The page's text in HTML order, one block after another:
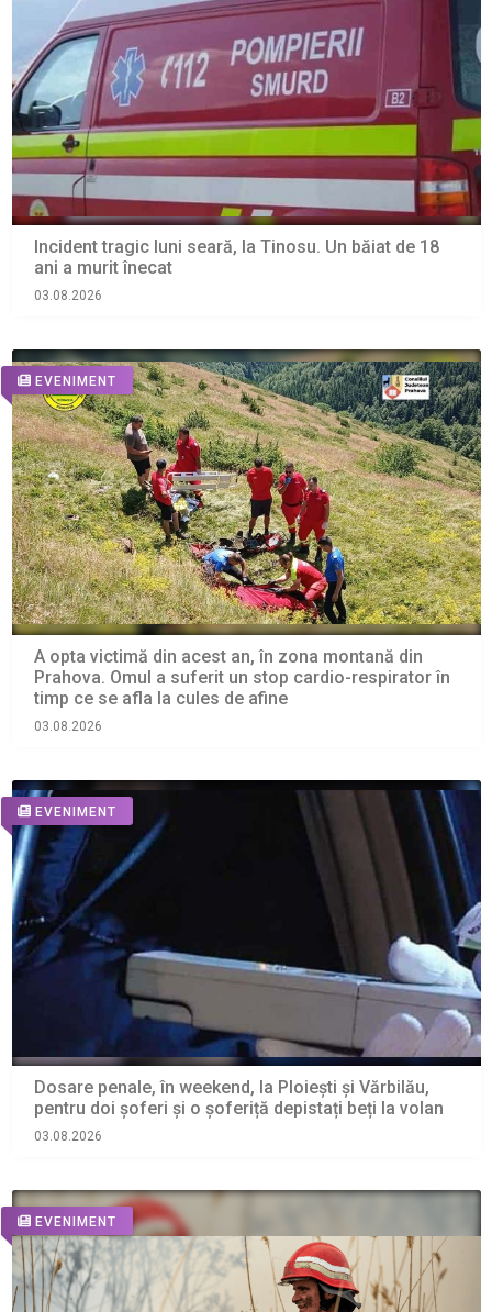
Incident tragic luni seară, la Tinosu. Un băiat de 18
ani a murit înecat
03.08.2026
EVENIMENT
A opta victimă din acest an, în zona montană din
Prahova. Omul a suferit un stop cardio-respirator în
timp ce se afla la cules de afine
03.08.2026
EVENIMENT
Dosare penale, în weekend, la Ploiești și Vărbilău,
pentru doi șoferi și o șoferiță depistați beți la volan
03.08.2026
EVENIMENT